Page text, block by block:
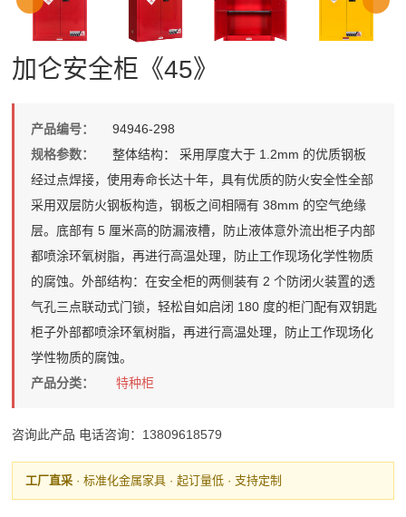
加仑安全柜《45》
产品编号：
94946-298
规格参数：
整体结构： 采用厚度大于 1.2mm 的优质钢板
经过点焊接，使用寿命长达十年，具有优质的防火安全性全部
采用双层防火钢板构造，钢板之间相隔有 38mm 的空气绝缘
层。底部有 5 厘米高的防漏液槽，防止液体意外流出柜子内部
都喷涂环氧树脂，再进行高温处理，防止工作现场化学性物质
的腐蚀。外部结构：在安全柜的两侧装有 2 个防闭火装置的透
气孔三点联动式门锁，轻松自如启闭 180 度的柜门配有双钥匙
柜子外部都喷涂环氧树脂，再进行高温处理，防止工作现场化
学性物质的腐蚀。
产品分类：
特种柜
咨询此产品 电话咨询：13809618579
工厂直采 · 标准化金属家具 · 起订量低 · 支持定制